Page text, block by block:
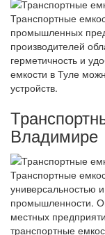
Транспортные
промышленных
производителей
герметичность и
емкости в Туле
устройств.
Владимире
Транспортные
универсальностью
промышленности.
местных
транспортные